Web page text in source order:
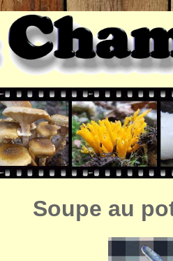
Soupe au